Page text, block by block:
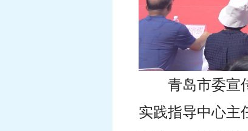
青岛市委宣
实践指导中心主